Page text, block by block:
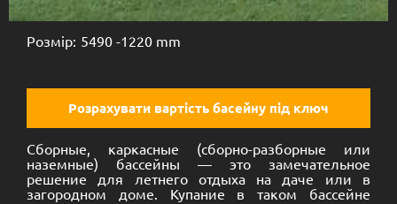
Розмір: 5490 -1220 mm
Розрахувати вартість басейну під ключ
Сборные, каркасные (сборно-разборные или
наземные) бассейны — это замечательное
решение для летнего отдыха на даче или в
загородном доме. Купание в таком бассейне